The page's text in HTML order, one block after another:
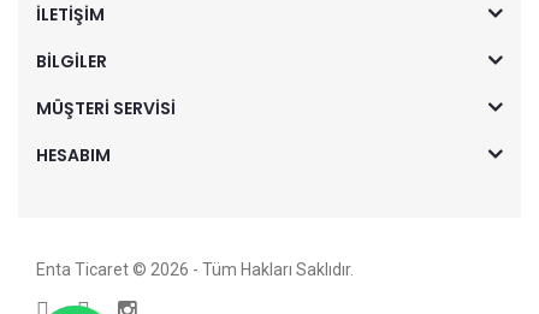
İLETIŞIM
BILGILER
MÜŞTERI SERVISI
HESABIM
Enta Ticaret © 2026 - Tüm Hakları Saklıdır.